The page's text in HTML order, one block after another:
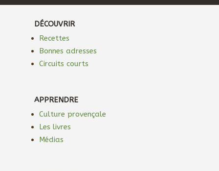
DÉCOUVRIR
Recettes
Bonnes adresses
Circuits courts
APPRENDRE
Culture provençale
Les livres
Médias